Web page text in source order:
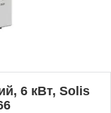
6 кВт, Solis